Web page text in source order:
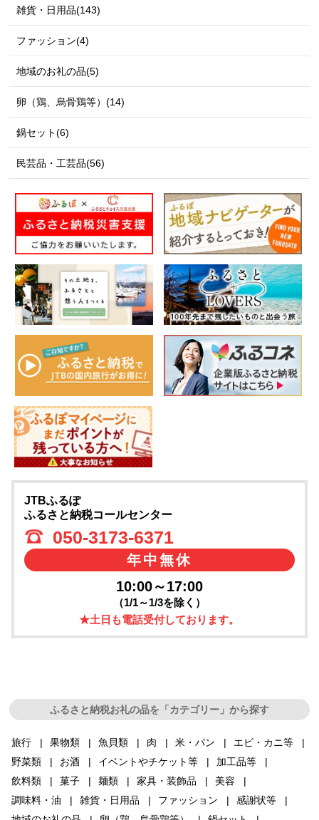
雑貨・日用品(143)
ファッション(4)
地域のお礼の品(5)
卵（鶏、烏骨鶏等）(14)
鍋セット(6)
民芸品・工芸品(56)
JTBふるぽ
ふるさと納税コールセンター
050-3173-6371
年中無休
10:00～17:00
（1/1～1/3を除く）
★土日も電話受付しております。
ふるさと納税お礼の品を「カテゴリー」から探す
旅行 果物類 魚貝類 肉 米・パン
エビ・カニ等
野菜類
お酒 イベントやチケット等
加工品等
飲料類
菓子 麺類 家具・装飾品
美容
調味料・油
雑貨・日用品 ファッション
感謝状等